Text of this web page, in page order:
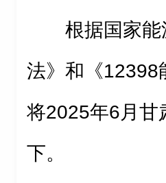
根据国家
法》和《12398
将2025年6月甘
下。